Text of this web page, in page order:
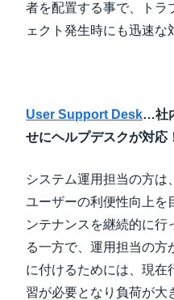
者を配置する事で、トラ
ェクト発生時にも迅速な
User Support Desk…社
せにヘルプデスクが対応
システム運用担当の方は
ユーザーの利便性向上を
ンテナンスを継続的に行
る一方で、運用担当の方
に付けるためには、現在
習が必要となり負荷が大